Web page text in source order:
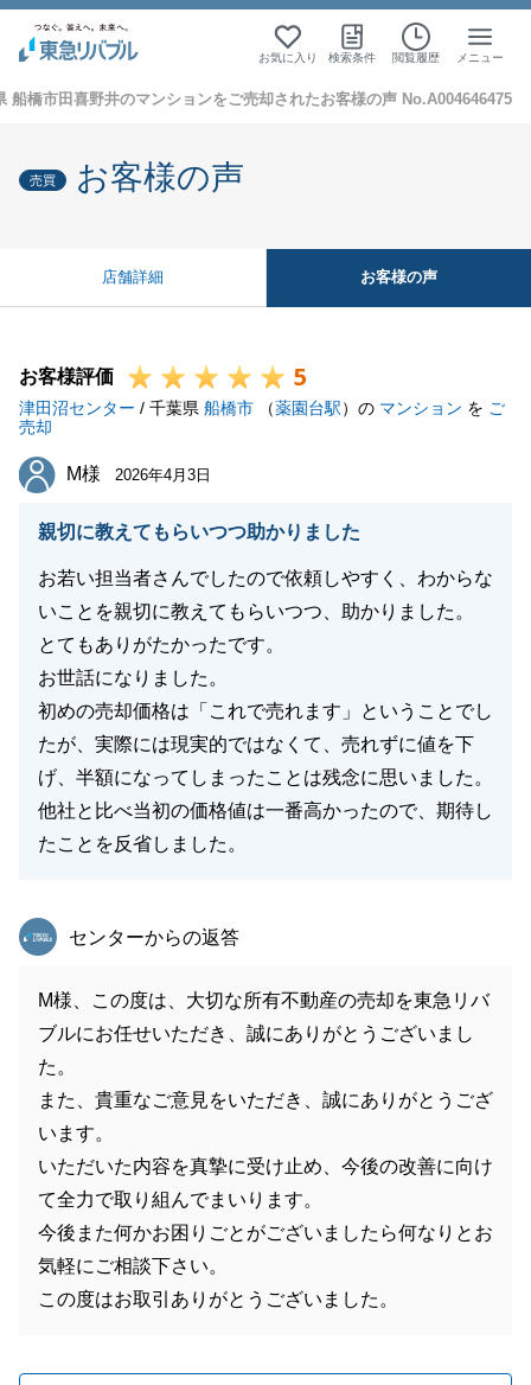
お気に入り 検索条件 閲覧履歴 メニュー
船橋市田喜野井のマンションをご売却されたお客様の声 No.A004646475
売買 お客様の声
店舗詳細 お客様の声
お客様評価 5
津田沼センター / 千葉県 船橋市 （薬園台駅）の マンション を ご
売却
M様
M様 2026年4月3日
親切に教えてもらいつつ助かりました
お若い担当者さんでしたので依頼しやすく、わからな
いことを親切に教えてもらいつつ、助かりました。
とてもありがたかったです。
お世話になりました。
初めの売却価格は「これで売れます」ということでし
たが、実際には現実的ではなくて、売れずに値を下
げ、半額になってしまったことは残念に思いました。
他社と比べ当初の価格値は一番高かったので、期待し
たことを反省しました。
東急リバブル
センターからの返答
M様、この度は、大切な所有不動産の売却を東急リバ
ブルにお任せいただき、誠にありがとうございまし
た。
また、貴重なご意見をいただき、誠にありがとうござ
います。
いただいた内容を真摯に受け止め、今後の改善に向け
て全力で取り組んでまいります。
今後また何かお困りごとがございましたら何なりとお
気軽にご相談下さい。
この度はお取引ありがとうございました。